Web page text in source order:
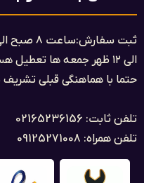
الی ۱۲ ظهر جمعه ها
حتما با هماهنگی قبلی تشریف
تلفن ثابت: 02165236156
تلفن همراه: 09125271008